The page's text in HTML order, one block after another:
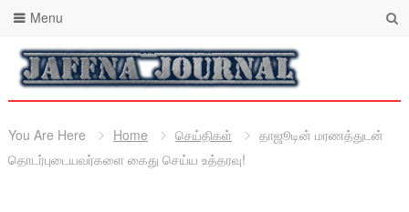
Menu
You Are Here Home செய்திகள்
தாஜூடின் மரணத்துடன்
தொடர்புடையவர்களை கைது செய்ய உத்தரவு!